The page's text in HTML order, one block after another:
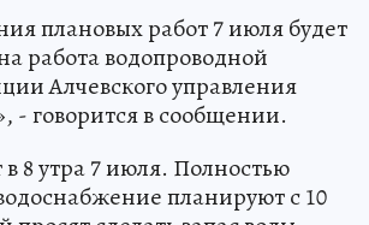
плановых работ 7 июля будет
работа водопроводной
Алчевского управления
- говорится в сообщении.
8 утра 7 июля. Полностью
планируют с 10